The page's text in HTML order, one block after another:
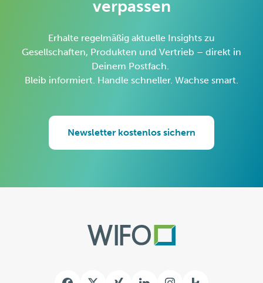
verpassen
Erhalte regelmäßig aktuelle Insights zu
Gesellschaften, Produkten und Vertrieb – direkt in
Deinem Postfach.
Bleib informiert. Handle schneller. Wachse smart.
Newsletter kostenlos sichern